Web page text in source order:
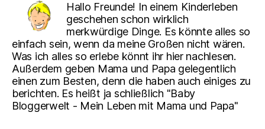
Hallo Freunde! In einem Kinderleben
geschehen schon wirklich
merkwürdige Dinge. Es könnte alles so
einfach sein, wenn da meine Großen nicht wären.
Was ich alles so erlebe könnt ihr hier nachlesen.
Außerdem geben Mama und Papa gelegentlich
einen zum Besten, denn die haben auch einiges zu
berichten. Es heißt ja schließlich "Baby
Bloggerwelt - Mein Leben mit Mama und Papa"